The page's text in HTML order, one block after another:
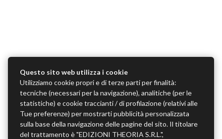
Questo sito web utilizza i cookie
Utilizziamo cookie propri e di terze parti per finalità:
tecniche (necessari per la navigazione), analitiche (per le
statistiche) e cookie traccianti / di profilazione (relativi alle
Tue preferenze) per mostrarti pubblicità personalizzata
sulla base della navigazione delle pagine del sito. Il titolare
del trattamento è "EDIZIONI THEORIA S.R.L.",